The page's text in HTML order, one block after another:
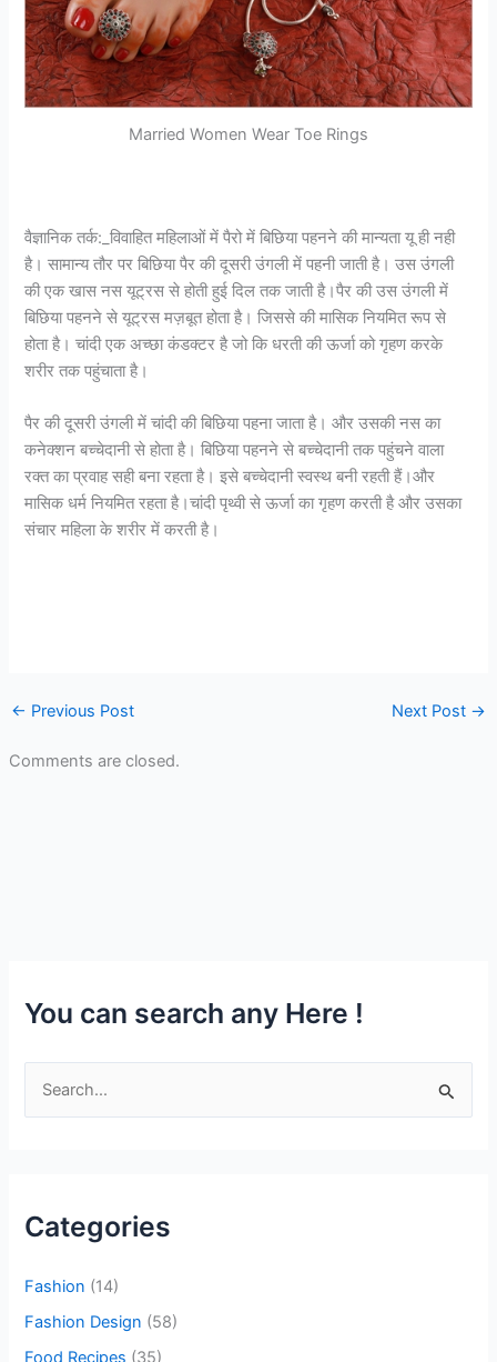
Married Women Wear Toe Rings
वैज्ञानिक तर्क:_विवाहित महिलाओं में पैरो में बिछिया पहनने की मान्यता यू ही नही
है। सामान्य तौर पर बिछिया पैर की दूसरी उंगली में पहनी जाती है। उस उंगली
की एक खास नस यूट्रस से होती हुई दिल तक जाती है।पैर की उस उंगली में
बिछिया पहनने से यूट्रस मज़बूत होता है। जिससे की मासिक नियमित रूप से
होता है। चांदी एक अच्छा कंडक्टर है जो कि धरती की ऊर्जा को गृहण करके
शरीर तक पहुंचाता है।
पैर की दूसरी उंगली में चांदी की बिछिया पहना जाता है। और उसकी नस का
कनेक्शन बच्चेदानी से होता है। बिछिया पहनने से बच्चेदानी तक पहुंचने वाला
रक्त का प्रवाह सही बना रहता है। इसे बच्चेदानी स्वस्थ बनी रहती हैं।और
मासिक धर्म नियमित रहता है।चांदी पृथ्वी से ऊर्जा का गृहण करती है और उसका
संचार महिला के शरीर में करती है।
← Previous Post Next Post →
Comments are closed.
You can search any Here !
h
r
Categories
Fashion (14)
Fashion Design (58)
Food Recipes (35)